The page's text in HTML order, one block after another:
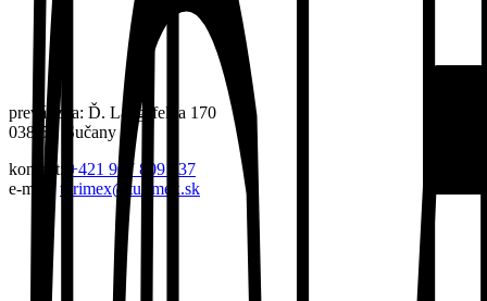
prevádzka: Ď. Langsfelda 170
038 52 Sučany
kontakt: +421 907 809 837
e-mail:turimex@turimex.sk